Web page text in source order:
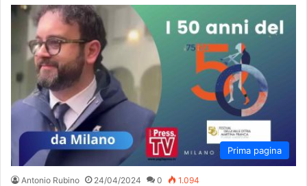
Prima pagina
Antonio Rubino 24/04/2024 0 1.094